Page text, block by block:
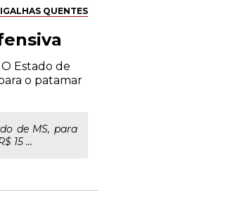
QUENTES
Estado de
o patamar
de MS, para
15 ...